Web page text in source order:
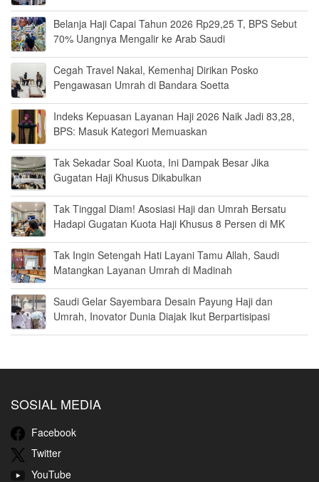
Belanja Haji Capai Tahun 2026 Rp29,25 T, BPS Sebut
70% Uangnya Mengalir ke Arab Saudi
Cegah Travel Nakal, Kemenhaj Dirikan Posko
Pengawasan Umrah di Bandara Soetta
Indeks Kepuasan Layanan Haji 2026 Naik Jadi 83,28,
BPS: Masuk Kategori Memuaskan
Tak Sekadar Soal Kuota, Ini Dampak Besar Jika
Gugatan Haji Khusus Dikabulkan
Tak Tinggal Diam! Asosiasi Haji dan Umrah Bersatu
Hadapi Gugatan Kuota Haji Khusus 8 Persen di MK
Tak Ingin Setengah Hati Layani Tamu Allah, Saudi
Matangkan Layanan Umrah di Madinah
Saudi Gelar Sayembara Desain Payung Haji dan
Umrah, Inovator Dunia Diajak Ikut Berpartisipasi
SOSIAL MEDIA
Facebook
Twitter
YouTube